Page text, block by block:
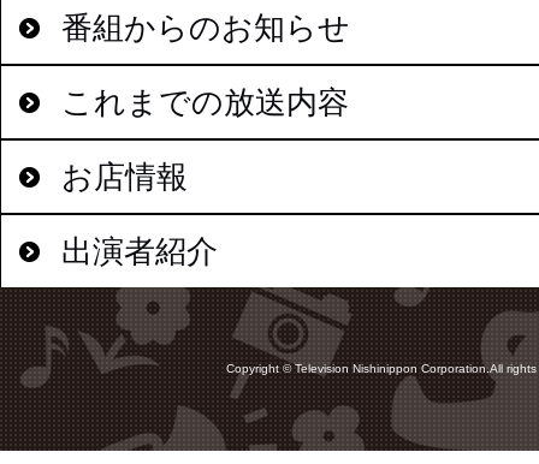
番組からのお知らせ
これまでの放送内容
お店情報
出演者紹介
Copyright © Television Nishinippon Corporation.All